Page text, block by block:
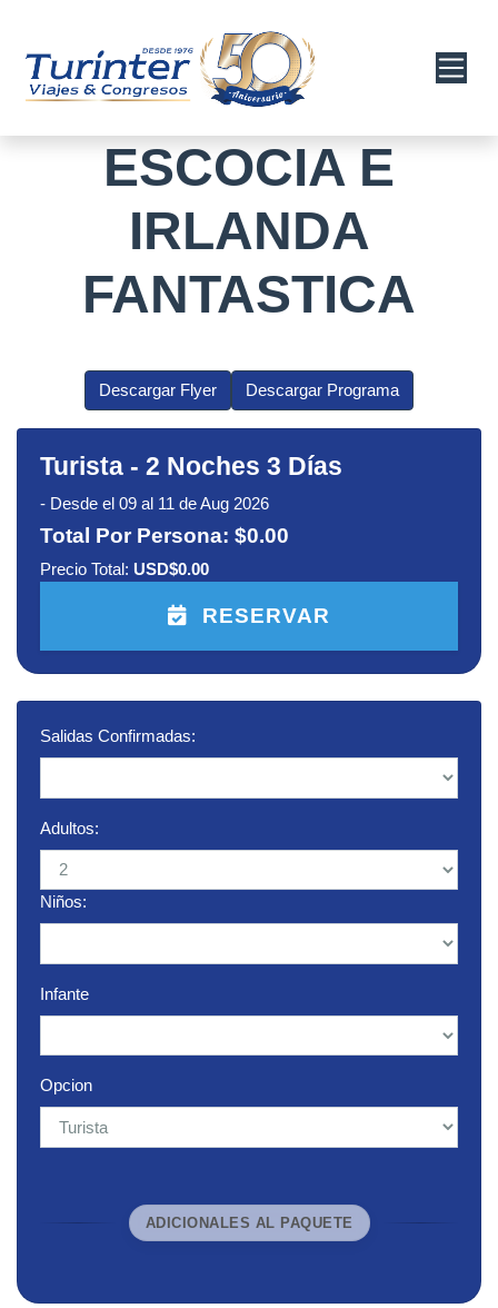
ESCOCIA E
IRLANDA
FANTASTICA
Descargar Flyer Descargar Programa
Turista - 2 Noches 3 Días
- Desde el 09 al 11 de Aug 2026
Total Por Persona: $0.00
Precio Total: USD$0.00
RESERVAR
Salidas Confirmadas:
Adultos:
Niños:
Infante
Opcion
ADICIONALES AL PAQUETE